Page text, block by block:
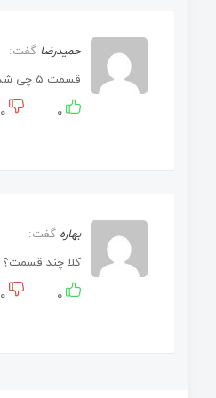
حمیدرضا گفت:
قسمت ۵ چی شدههههههههههههههههههه؟؟؟؟؟؟؟؟؟؟؟؟؟؟؟؟؟؟؟
۰ ۰
بهاره گفت:
کلا چند قسمت؟
۰ ۰